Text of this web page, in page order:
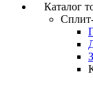
Каталог